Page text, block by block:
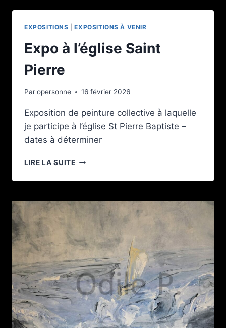
EXPOSITIONS |EXPOSITIONS À VENIR
Expo à l’église Saint
Pierre
Paropersonne 16 février 2026
Exposition de peinture collective à laquelle
je participe à l’église St Pierre Baptiste –
dates à déterminer
LIRE LA SUITEEXPO
L’ÉGLISE
PIERRE